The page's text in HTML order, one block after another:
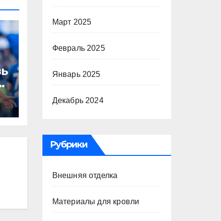
Март 2025
Февраль 2025
Январь 2025
Декабрь 2024
Рубрики
Внешняя отделка
Материалы для кровли